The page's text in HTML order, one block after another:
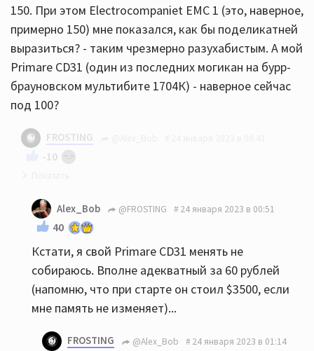
150. При этом Electrocompaniet EMC 1 (это, наверное,
примерно 150) мне показался, как бы поделикатней
выразиться? - таким чрезмерно разухабистым. А мой
Primare CD31 (один из последних могикан на бурр-
брауновском мультибите 1704К) - наверное сейчас
под 100?
FROSTING
-10
Примар 31ый висит один за 60 рублей
Alex_Bob @FROSTING 24 января 2023 в 00:51
40
Кстати, я свой Primare CD31 менять не
собираюсь. Вполне адекватный за 60 рублей
(напомню, что при старте он стоил $3500, если
мне память не изменяет)...
FROSTING @Alex_Bob 24 января 2023 в 01:14